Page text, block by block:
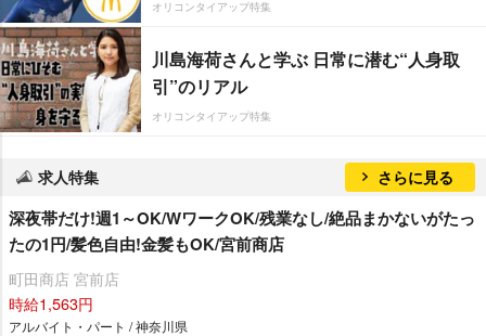
オリコンタイアップ特集
川島海荷さんと学ぶ 日常に潜む“人身取
引”のリアル
オリコンタイアップ特集
求人特集 さらに見る
深夜帯だけ!週1～OK/WワークOK/残業なし/絶品まかないがたっ
たの1円/髪色自由!金髪もOK/宮前商店
町田商店 宮前店
時給1,563円
アルバイト・パート / 神奈川県